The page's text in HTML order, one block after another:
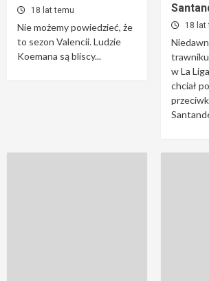
18 lat temu
Nie możemy powiedzieć, że
to sezon Valencii. Ludzie
Koemana są bliscy...
18 lat
w La
chciał